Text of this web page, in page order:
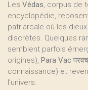
Les Védas, corpus de
encyclopédie,
patriarcale où les
discrètes. Quelques
semblent parfois
origines), Para Vac
connaissance) et
l’univers.